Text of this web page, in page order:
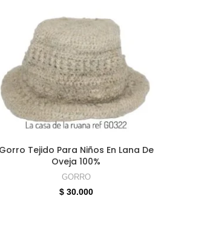
SELECCIONAR OPCIONES
Gorro Tejido Para Niños En Lana De
Oveja 100%
GORRO
$30.000